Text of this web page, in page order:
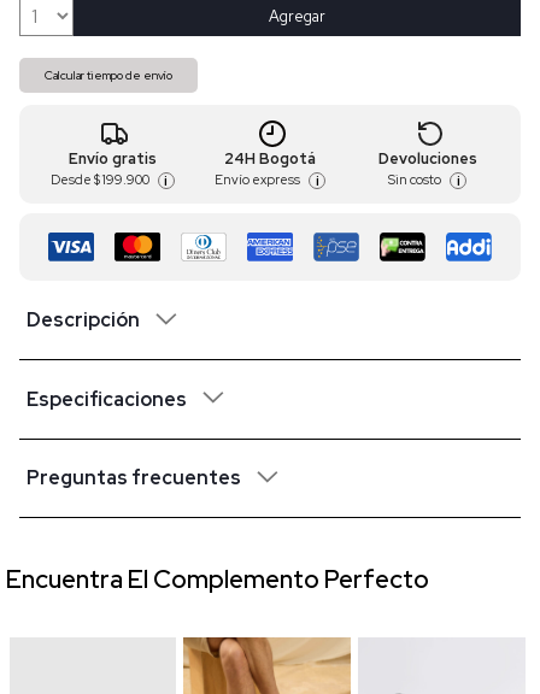
Agregar
Calcular tiempo de envío
Envío gratis
Desde $ 199.900 i
24H Bogotá
Envío express i
Devoluciones
Sin costo i
Descripción
Especificaciones
Preguntas frecuentes
Encuentra El Complemento Perfecto